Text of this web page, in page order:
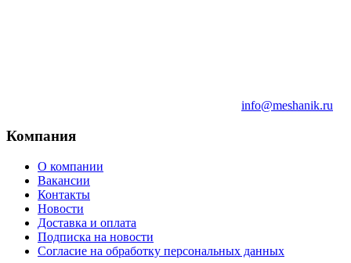
info@meshanik.ru
Компания
О компании
Вакансии
Контакты
Новости
Доставка и оплата
Подписка на новости
Согласие на обработку персональных данных